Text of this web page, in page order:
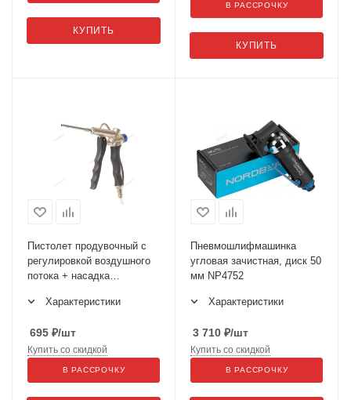
КУПИТЬ
КУПИТЬ
В РАССРОЧКУ
Пистолет продувочный с
регулировкой воздушного
потока + насадка
Характеристики
695 ₽/шт
Купить со скидкой
В РАССРОЧКУ
Пневмошлифмашинка
угловая зачистная, диск 50
мм NP4752
Характеристики
3 710 ₽/шт
Купить со скидкой
В РАССРОЧКУ